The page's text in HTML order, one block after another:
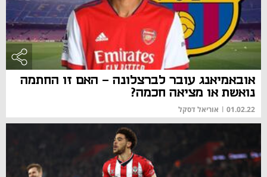
אובאמיאנג עובר לברצלונה - האם זו החתמה
נואשת או מציאה חכמה?
01.02.22
| אוריאל דסקל